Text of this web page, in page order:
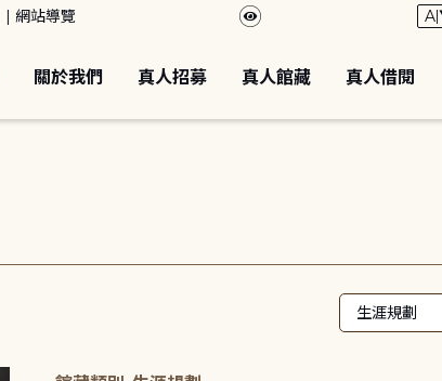
網站導覽
關於我們 真人招募 真人館藏 真人借閱